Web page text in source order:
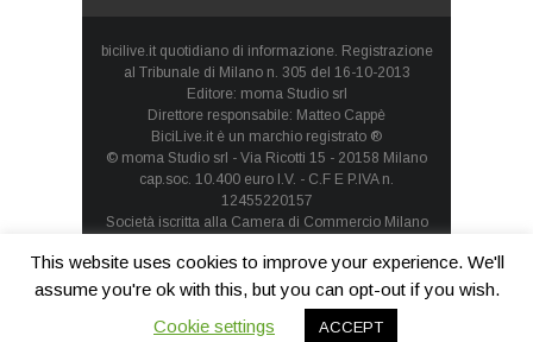
bicilive.it quotidiano di informazione. Registrazione
al Tribunale di Milano n. 305 del 16-10-2013
Editore: moma Studio srl
Direttore responsabile: Matteo Cappè
BiciLive.it è un marchio registrato ®
© moma Studio srl - Via Ricotti 15 - 20158 Milano
cap.soc. 10.400 euro I.V. - C.F E P.IVA n.
12455220157
Società iscritta alla Camera di Commercio Milano
socio unico
Privacy Policy-Cookie Policy
Contatti
This website uses cookies to improve your experience. We'll
assume you're ok with this, but you can opt-out if you wish.
Cookie settings
ACCEPT